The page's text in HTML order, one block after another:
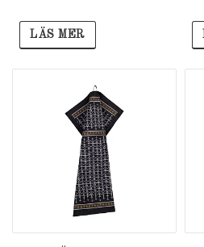
LÄS MER